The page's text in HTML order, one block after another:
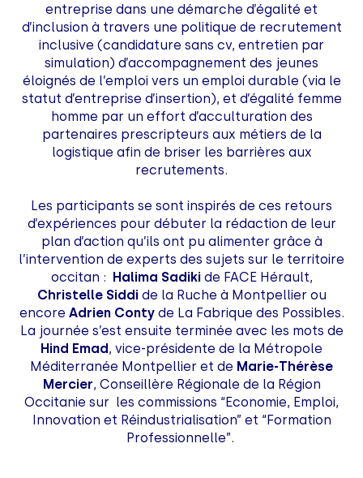
entreprise dans une démarche d’égalité et
d’inclusion à travers une politique de recrutement
inclusive (candidature sans cv, entretien par
simulation) d’accompagnement des jeunes
éloignés de l’emploi vers un emploi durable (via le
statut d’entreprise d’insertion), et d’égalité femme
homme par un effort d’acculturation des
partenaires prescripteurs aux métiers de la
logistique afin de briser les barrières aux
recrutements.
Les participants se sont inspirés de ces retours
d’expériences pour débuter la rédaction de leur
plan d’action qu’ils ont pu alimenter grâce à
l’intervention de experts des sujets sur le territoire
occitan : Halima Sadikide FACE Hérault,
Christelle Siddide la Ruche à Montpellier ou
encore Adrien Contyde La Fabrique des Possibles.
La journée s’est ensuite terminée avec les mots de
Hind Emad, vice-présidente de la Métropole
Méditerranée Montpellier et de Marie-Thérèse
Mercier, Conseillère Régionale de la Région
Occitanie sur les commissions “Economie, Emploi,
Innovation et Réindustrialisation” et “Formation
Professionnelle”.